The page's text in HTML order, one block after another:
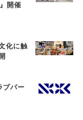
開催
化に触
ブパー